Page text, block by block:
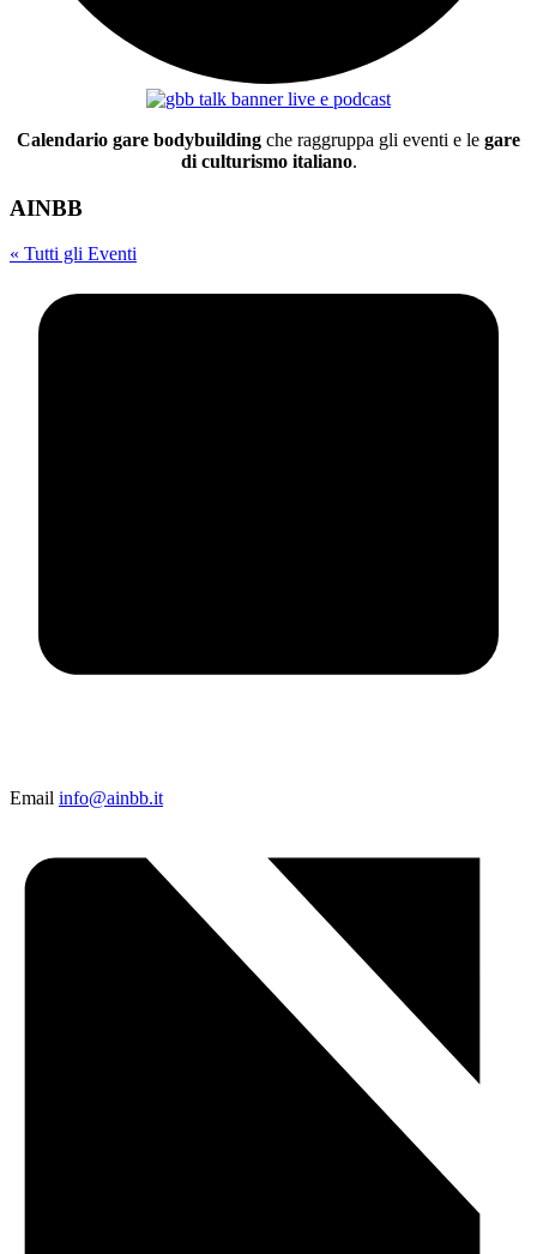
Calendario gare bodybuilding che raggruppa gli eventi e le gare
di culturismo italiano.
AINBB
« Tutti gli Eventi
Email info@ainbb.it